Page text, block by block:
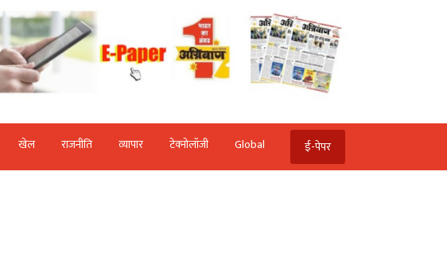
खेल राजनीति व्‍यापार टेक्‍नोलॉजी Global ई-पेपर